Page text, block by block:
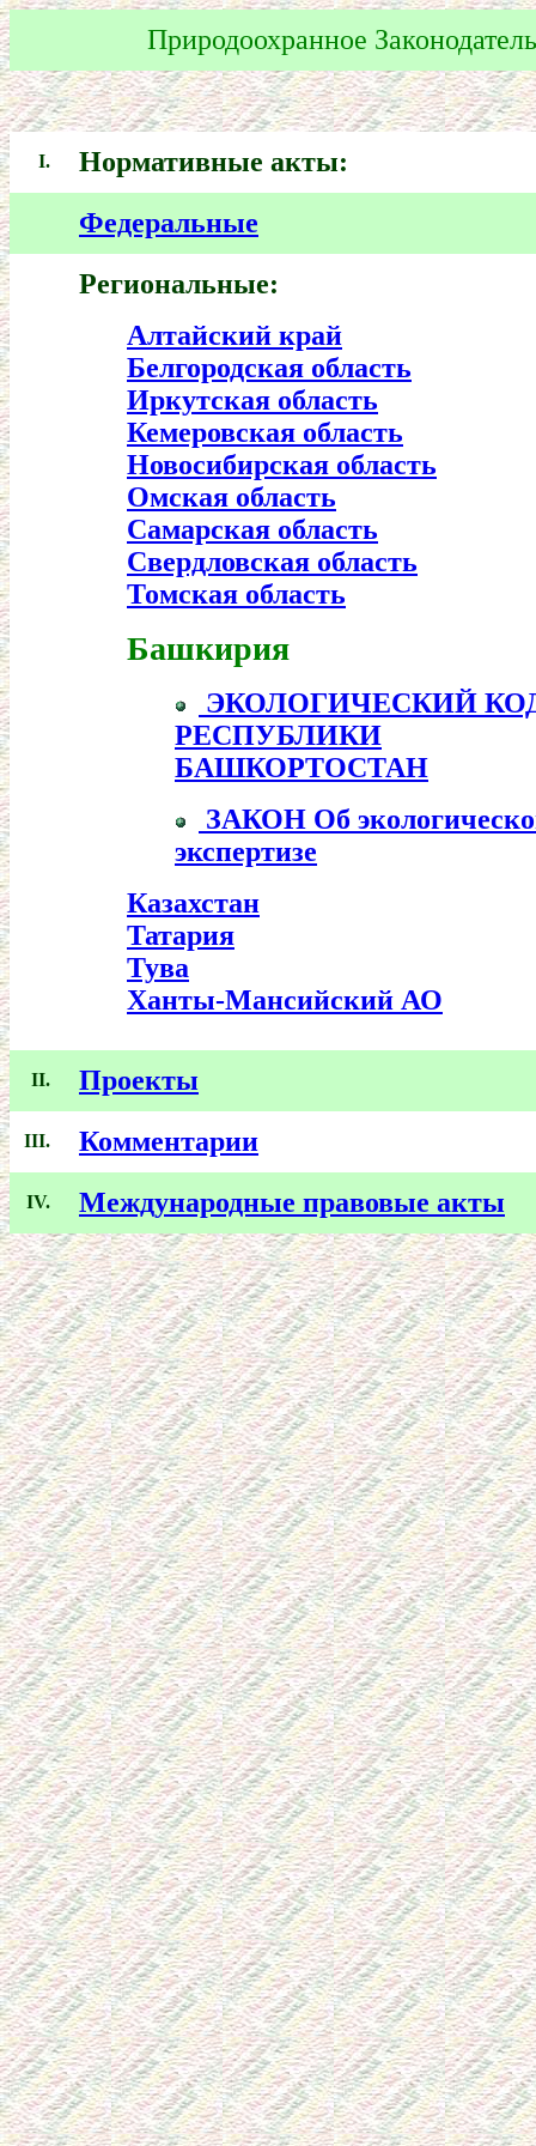
Природоохранное
I.
Нормативные акты:
Федеральные
Региональные:
Алтайский край
Белгородская область
Иркутская область
Кемеровская область
Новосибирская область
Омская область
Самарская область
Свердловская область
Томская область
Башкирия
ЭКОЛОГИЧЕСКИЙ
РЕСПУБЛИКИ
БАШКОРТОСТАН
ЗАКОН Об
экспертизе
Казахстан
Татария
Тува
Ханты-Мансийский АО
II. Проекты
III. Комментарии
IV. Международные правовые акты